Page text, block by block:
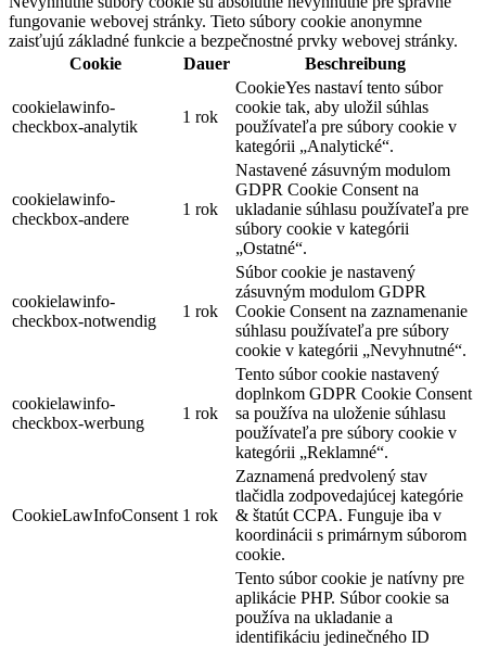
fungovanie webovej stránky. Tieto súbory cookie anonymne
zaisťujú základné funkcie a bezpečnostné prvky webovej stránky.
Cookie
Dauer Beschreibung
cookielawinfo-
checkbox-analytik
1 rok
CookieYes nastaví tento súbor
cookie tak, aby uložil súhlas
používateľa pre súbory cookie v
kategórii „Analytické“.
cookielawinfo-
checkbox-andere
1 rok
Nastavené zásuvným modulom
GDPR Cookie Consent na
ukladanie súhlasu používateľa pre
súbory cookie v kategórii
„Ostatné“.
cookielawinfo-
checkbox-notwendig
1 rok
Súbor cookie je nastavený
zásuvným modulom GDPR
Cookie Consent na zaznamenanie
súhlasu používateľa pre súbory
cookie v kategórii „Nevyhnutné“.
cookielawinfo-
checkbox-werbung
1 rok
Tento súbor cookie nastavený
doplnkom GDPR Cookie Consent
sa používa na uloženie súhlasu
používateľa pre súbory cookie v
kategórii „Reklamné“.
CookieLawInfoConsent 1 rok
Zaznamená predvolený stav
tlačidla zodpovedajúcej kategórie
& štatút CCPA. Funguje iba v
koordinácii s primárnym súborom
cookie.
Tento súbor cookie je natívny pre
aplikácie PHP. Súbor cookie sa
používa na ukladanie a
identifikáciu jedinečného ID